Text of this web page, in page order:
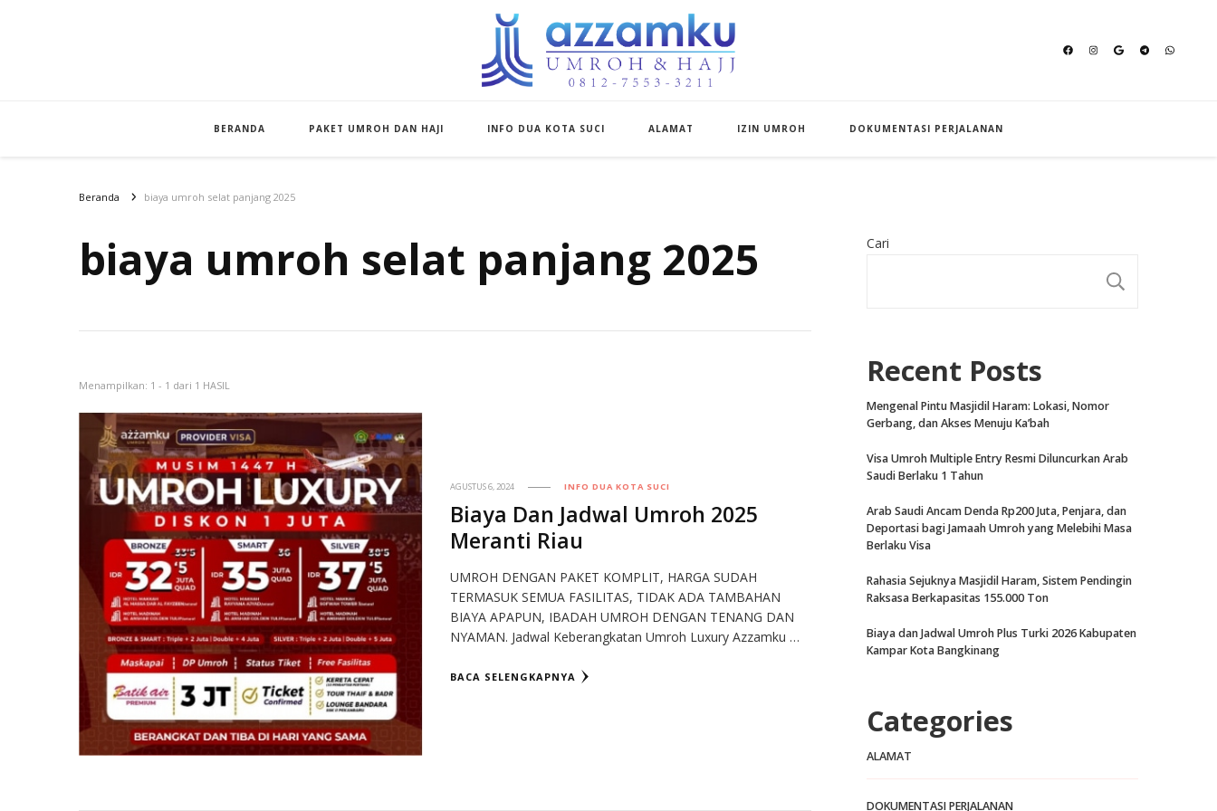
BERANDA PAKET UMROH DAN HAJI INFO DUA KOTA SUCI ALAMAT IZIN UMROH DOKUMENTASI PERJALANAN
Beranda biaya umroh selat panjang 2025
biaya umroh selat panjang 2025
Menampilkan: 1 - 1 dari 1 HASIL
AGUSTUS 6, 2024 INFO DUA KOTA SUCI
Biaya Dan Jadwal Umroh 2025
Meranti Riau
UMROH DENGAN PAKET KOMPLIT, HARGA SUDAH
TERMASUK SEMUA FASILITAS, TIDAK ADA TAMBAHAN
BIAYA APAPUN, IBADAH UMROH DENGAN TENANG DAN
NYAMAN. Jadwal Keberangkatan Umroh Luxury Azzamku …
BACA SELENGKAPNYA
Cari
Recent Posts
Mengenal Pintu Masjidil Haram: Lokasi, Nomor
Gerbang, dan Akses Menuju Ka’bah
Visa Umroh Multiple Entry Resmi Diluncurkan Arab
Saudi Berlaku 1 Tahun
Arab Saudi Ancam Denda Rp200 Juta, Penjara, dan
Deportasi bagi Jamaah Umroh yang Melebihi Masa
Berlaku Visa
Rahasia Sejuknya Masjidil Haram, Sistem Pendingin
Raksasa Berkapasitas 155.000 Ton
Biaya dan Jadwal Umroh Plus Turki 2026 Kabupaten
Kampar Kota Bangkinang
Categories
ALAMAT
DOKUMENTASI PERJALANAN